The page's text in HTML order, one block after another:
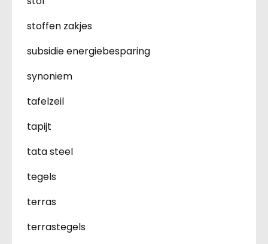
stoffen zakjes
subsidie energiebesparing
synoniem
tafelzeil
tapijt
tata steel
tegels
terras
terrastegels